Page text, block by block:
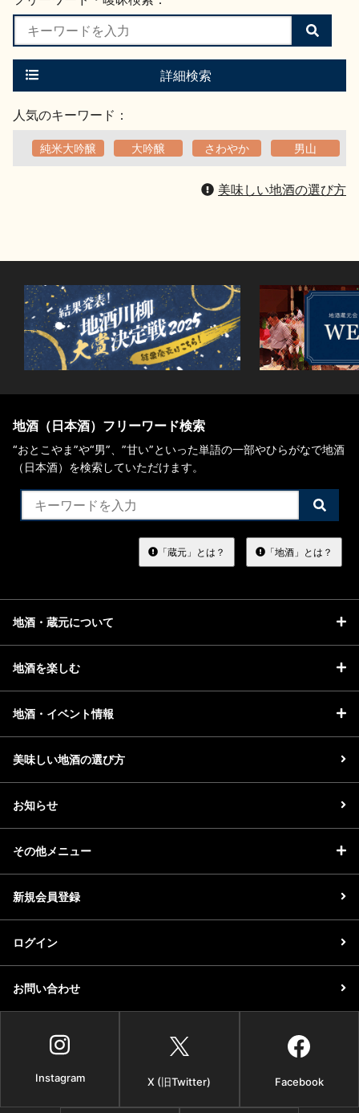
検
索
す
詳細検索
人気のキーワード：
純米大吟醸 大吟醸 さわやか 男山
美味しい地酒の選び方
地酒（日本酒）フリーワード検索
“おとこやま”や“男”、”甘い”といった単語の一部やひらがなで地酒
（日本酒）を検索していただけます。
検
索
る
「蔵元」とは？ 「地酒」とは？
地酒・蔵元について
地酒を楽しむ
地酒・イベント情報
美味しい地酒の選び方
お知らせ
その他メニュー
新規会員登録
ログイン
お問い合わせ
Instagram X (旧Twitter) Facebook